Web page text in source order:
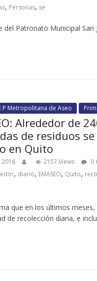
, Personas, se
Patronato Municipal San
P Metropolitana de Aseo
Alrededor de
de residuos
en Quito
2157 Views
0
, diario, EMASEO, Quito,
que en los últimos meses,
de recolección diaria, e